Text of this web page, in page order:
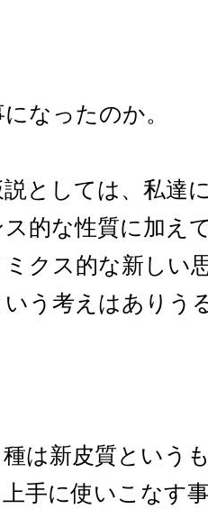
なったのか。
としては、私達
的な性質に加え
クス的な新しい
う考えはありう
は新皮質という
手に使いこなす